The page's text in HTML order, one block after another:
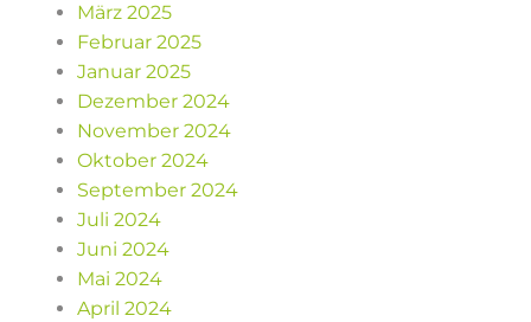
März 2025
Februar 2025
Januar 2025
Dezember 2024
November 2024
Oktober 2024
September 2024
Juli 2024
Juni 2024
Mai 2024
April 2024